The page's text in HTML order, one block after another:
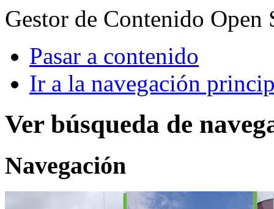
Gestor de Contenido Open
Pasar a contenido
Ir a la navegación
Ver búsqueda de
Navegación